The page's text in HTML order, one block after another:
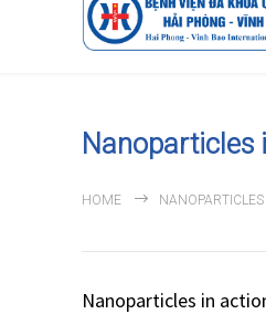
Nanoparticles
HOME
Nanoparticles in